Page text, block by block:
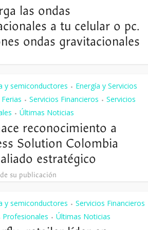
las ondas
a tu celular o pc.
ondas gravitacionales
y semiconductores • Energía y Servicios
Ferias • Servicios Financieros • Servicios
• Últimas Noticias
reconocimiento a
Solution Colombia
estratégico
su publicación
y semiconductores • Servicios Financieros
Profesionales • Últimas Noticias